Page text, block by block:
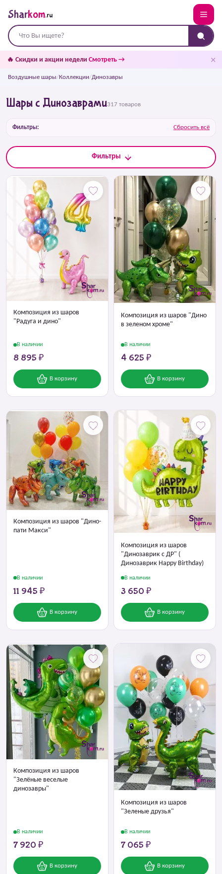
Sharkom.ru
🔥 Скидки и акции недели Смотреть → ✕
Воздушные шары/Коллекции/Динозавры
Шары с Динозаврами317 товаров
Фильтры: Сбросить всё
Фильтры
Композиция из шаров
"Радуга и дино"
В наличии
8 895 ₽
В корзину
Композиция из шаров "Дино
в зеленом хроме"
В наличии
4 625 ₽
В корзину
Композиция из шаров "Дино-
пати Макси"
В наличии
11 945 ₽
В корзину
Композиция из шаров
"Динозаврик с ДР" (
Динозаврик Happy Birthday)
В наличии
3 650 ₽
В корзину
Композиция из шаров
"Зелёные веселые
динозавры"
В наличии
7 920 ₽
В корзину
Композиция из шаров
"Зеленые друзья"
В наличии
7 065 ₽
В корзину